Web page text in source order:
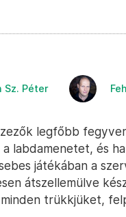
Sz. Péter
legfőbb
a labdamenetet, és
játékában a
átszellemülve
trükkjüket,